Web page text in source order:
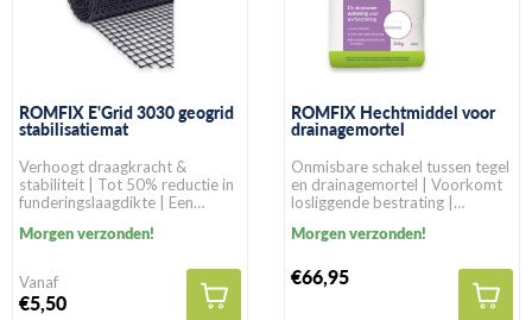
ROMFIX E'Grid 3030 geogrid
stabilisatiemat
Verhoogt draagkracht &
stabiliteit | Tot 50% reductie in
funderingslaagdikte | Een
natuurlijke gronden
Morgen verzonden!
Vanaf
€5,50
ROMFIX Hechtmiddel voor
drainagemortel
Onmisbare schakel tussen tegel
en drainagemortel | Voorkomt
losliggende bestrating |
bestratingssoorten
Morgen verzonden!
€66,95